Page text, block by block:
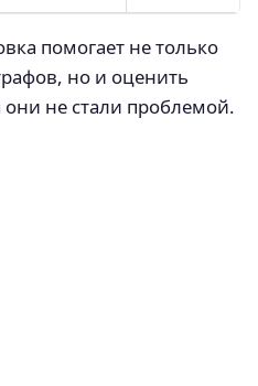
помогает не только
но и оценить
не стали проблемой.